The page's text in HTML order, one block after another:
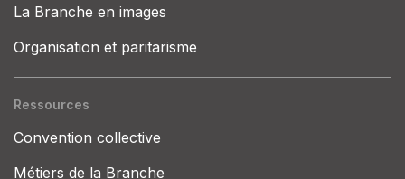
La Branche en images
Organisation et paritarisme
Ressources
Convention collective
Métiers de la Branche